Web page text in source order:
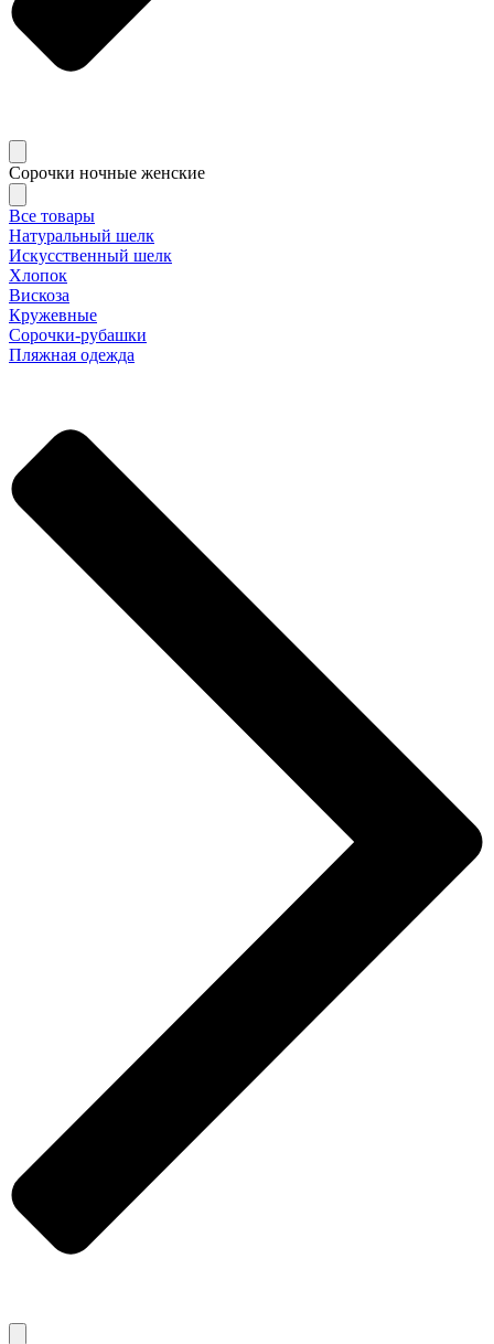
Сорочки ночные женские
Все товары
Натуральный шелк
Искусственный шелк
Хлопок
Вискоза
Кружевные
Сорочки-рубашки
Пляжная одежда